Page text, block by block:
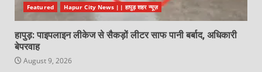
Featured Hapur City News || हापुड़ शहर न्यूज़
हापुड़: पाइपलाइन लीकेज से सैकड़ों लीटर साफ पानी बर्बाद, अधिकारी
बेपरवाह
August 9, 2026